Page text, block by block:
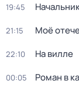
19:45
21:15 Моё
22:10 На вилле
00:05 Роман в